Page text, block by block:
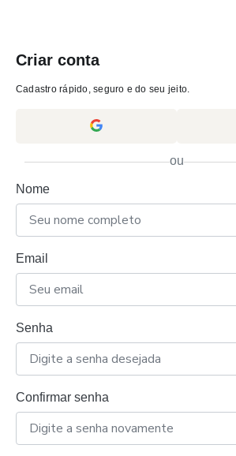
Criar conta
Cadastro rápido, seguro e do seu jeito.
ou
Nome
Email
Senha
Confirmar senha